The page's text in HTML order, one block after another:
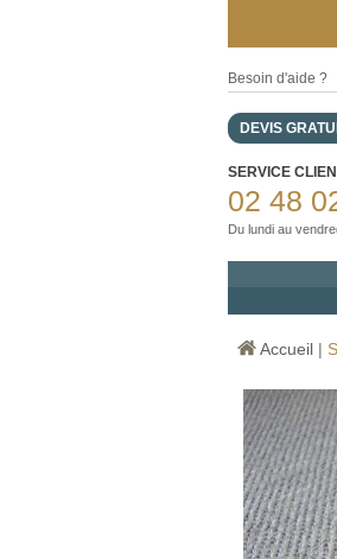
Besoin d'aide ?
DEVIS
SERVICE
02 48
Du lundi au
Accueil |